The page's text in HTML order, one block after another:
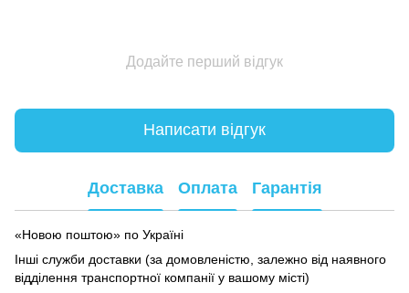
Додайте перший відгук
Написати відгук
Доставка Оплата Гарантія
«Новою поштою» по Україні
Інші служби доставки (за домовленістю, залежно від наявного
відділення транспортної компанії у вашому місті)